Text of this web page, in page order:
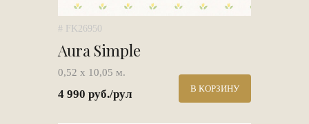
# FK26950
Aura Simple
0,52 х 10,05 м.
4 990 руб./рул В КОРЗИНУ